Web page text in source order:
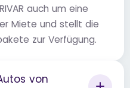
auch um eine
Miete und stellt die
zur Verfügung.
von